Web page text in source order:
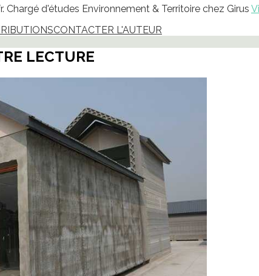
Chargé d'études Environnement & Territoire chez Girus
CONTACTER L'AUTEUR
LECTURE